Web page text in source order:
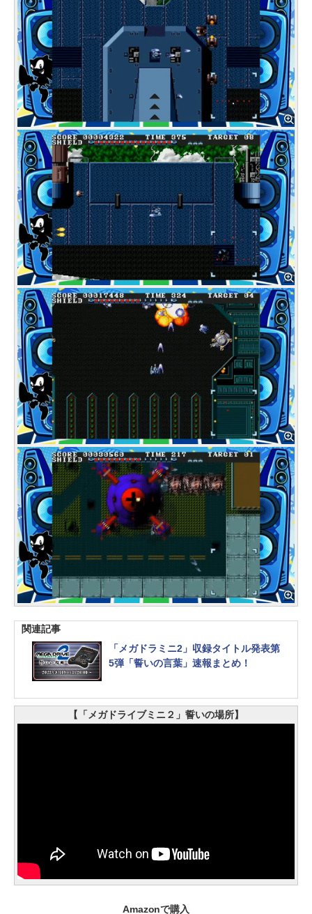
関連記事
「メガドラミニ2」収録タイトル発表第
5弾「誓いの言葉」速報まとめ！
【「メガドライブミニ２」誓いの場所】
Amazonで購入